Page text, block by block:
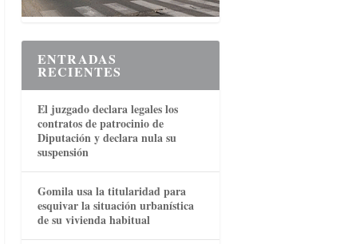
ENTRADAS
RECIENTES
El juzgado declara legales los
contratos de patrocinio de
Diputación y declara nula su
suspensión
Gomila usa la titularidad para
esquivar la situación urbanística
de su vivienda habitual